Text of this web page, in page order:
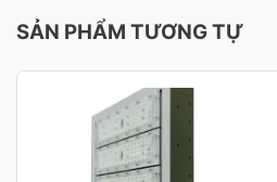
SẢN PHẨM TƯƠNG TỰ
ĐÈN PHA LED MODULE SMD
P02 – CÔNG SUẤT 300W
Công suất: 300W
Hiệu suất chiếu sáng: 130lm/W